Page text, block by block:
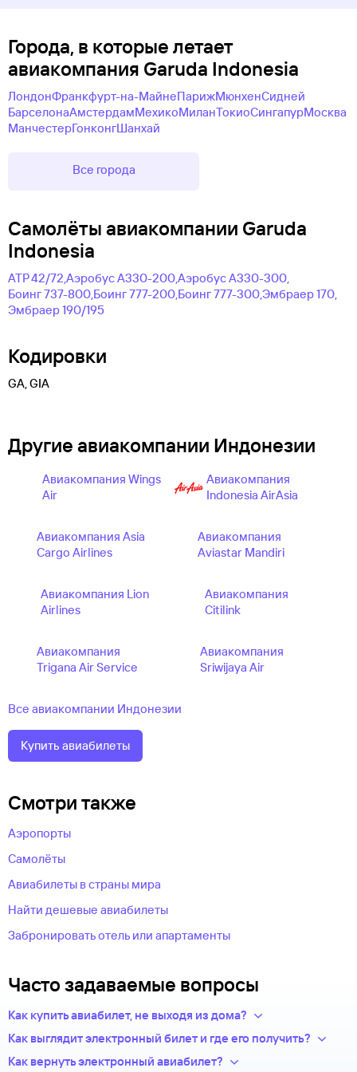
Города, в которые летает
авиакомпания Garuda Indonesia
ЛондонФранкфурт-на-МайнеПарижМюнхенСидней
БарселонаАмстердамМехикоМиланТокиоСингапурМосква
МанчестерГонконгШанхай
Все города
Самолëты авиакомпании Garuda
Indonesia
АТР 42/72,Аэробус А330-200,Аэробус А330-300,
Боинг 737-800,Боинг 777-200,Боинг 777-300,Эмбраер 170,
Эмбраер 190/195
Кодировки
GA, GIA
Другие авиакомпании Индонезии
Авиакомпания Wings
Air
Авиакомпания
Indonesia AirAsia
Авиакомпания Asia
Cargo Airlines
Авиакомпания
Aviastar Mandiri
Авиакомпания Lion
Airlines
Авиакомпания
Citilink
Авиакомпания
Trigana Air Service
Авиакомпания
Sriwijaya Air
Все авиакомпании Индонезии
Купить авиабилеты
Смотри также
Аэропорты
Самолёты
Авиабилеты в страны мира
Найти дешевые авиабилеты
Забронировать отель или апартаменты
Часто задаваемые вопросы
Как купить авиабилет, не выходя из дома?
Укажите в нужных полях маршрут, дату поездки и число
из предложений сотен авиакомпаний.
Как выглядит электронный билет и где его получить?
После оплаты на сайте, в базе данных авиакомпании
Как вернуть электронный авиабилет?